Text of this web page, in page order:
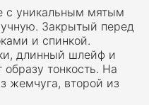
с уникальным мятым
Закрытый перед
и спинкой.
длинный шлейф и
тонкость. На
жемчуга, второй из